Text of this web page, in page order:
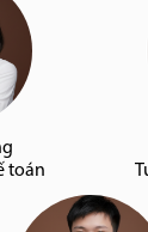
toán